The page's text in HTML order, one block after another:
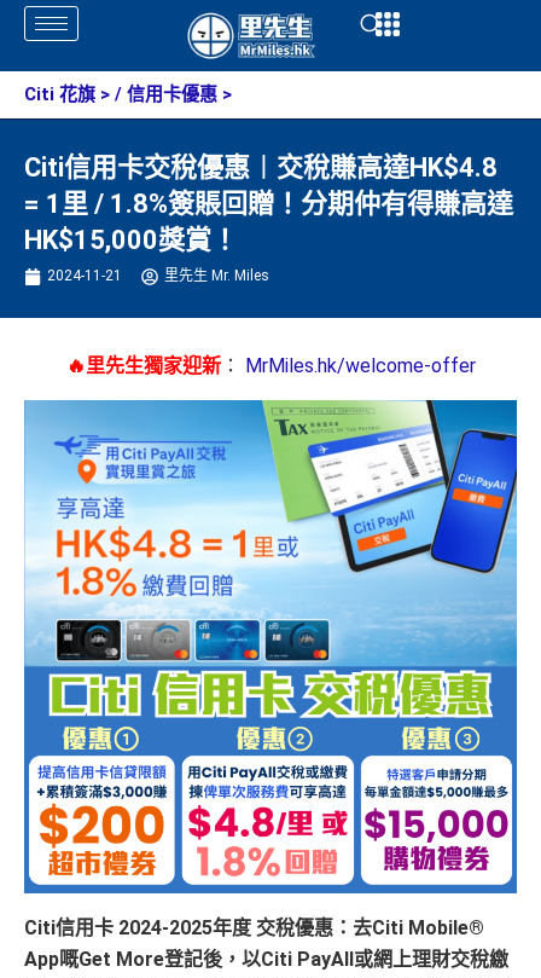
Skip
content
Open
Citi 花旗 > / 信用卡優惠 >
Citi信用卡交稅優惠︱交稅賺高達HK$4.8
= 1里 / 1.8%簽賬回贈！分期仲有得賺高達
HK$15,000獎賞！
2024-11-21 里先生 Mr. Miles
🔥里先生獨家迎新： MrMiles.hk/welcome-offer
Citi信用卡 2024-2025年度 交稅優惠：去Citi Mobile®
App嘅Get More登記後，以Citi PayAll或網上理財交稅繳